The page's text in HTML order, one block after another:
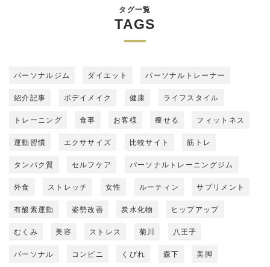
タグ一覧
TAGS
パーソナルジム ダイエット パーソナルトレーナー
紹介記事 ボデイメイク 健康 ライフスタイル
トレーニング 食事 お客様 痩せる フィットネス
運動習慣 エクササイズ 比較サイト 筋トレ
タンパク質 セルフケア パーソナルトレーニングジム
外食 ストレッチ 女性 ルーティン サプリメント
有酸素運動 姿勢改善 炭水化物 ヒップアップ
むくみ 美容 ストレス 菊川 八王子
パーソナル コンビニ くびれ 森下 美脚